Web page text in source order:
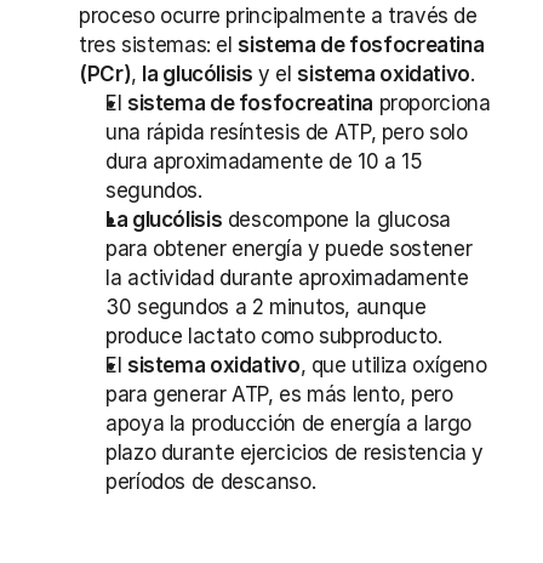
proceso ocurre principalmente a través de
tres sistemas: el sistema de fosfocreatina
(PCr), la glucólisis y el sistema oxidativo.
El sistema de fosfocreatina proporciona
una rápida resíntesis de ATP, pero solo
dura aproximadamente de 10 a 15
segundos.
La glucólisis descompone la glucosa
para obtener energía y puede sostener
la actividad durante aproximadamente
30 segundos a 2 minutos, aunque
produce lactato como subproducto.
El sistema oxidativo, que utiliza oxígeno
para generar ATP, es más lento, pero
apoya la producción de energía a largo
plazo durante ejercicios de resistencia y
períodos de descanso.